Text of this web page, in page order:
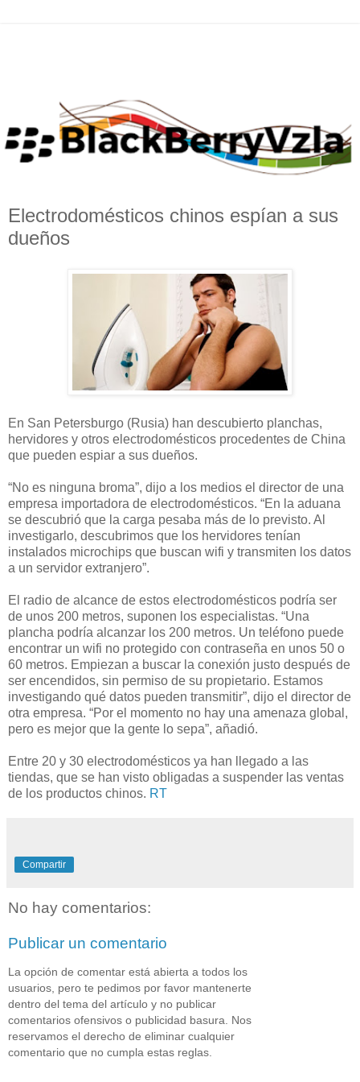
Electrodomésticos chinos espían a sus
dueños
En San Petersburgo (Rusia) han descubierto planchas,
hervidores y otros electrodomésticos procedentes de China
que pueden espiar a sus dueños.
“No es ninguna broma”, dijo a los medios el director de una
empresa importadora de electrodomésticos. “En la aduana
se descubrió que la carga pesaba más de lo previsto. Al
investigarlo, descubrimos que los hervidores tenían
instalados microchips que buscan wifi y transmiten los datos
a un servidor extranjero”.
El radio de alcance de estos electrodomésticos podría ser
de unos 200 metros, suponen los especialistas. “Una
plancha podría alcanzar los 200 metros. Un teléfono puede
encontrar un wifi no protegido con contraseña en unos 50 o
60 metros. Empiezan a buscar la conexión justo después de
ser encendidos, sin permiso de su propietario. Estamos
investigando qué datos pueden transmitir”, dijo el director de
otra empresa. “Por el momento no hay una amenaza global,
pero es mejor que la gente lo sepa”, añadió.
Entre 20 y 30 electrodomésticos ya han llegado a las
tiendas, que se han visto obligadas a suspender las ventas
de los productos chinos. RT
Compartir
No hay comentarios:
Publicar un comentario
La opción de comentar está abierta a todos los
usuarios, pero te pedimos por favor mantenerte
dentro del tema del artículo y no publicar
comentarios ofensivos o publicidad basura. Nos
reservamos el derecho de eliminar cualquier
comentario que no cumpla estas reglas.